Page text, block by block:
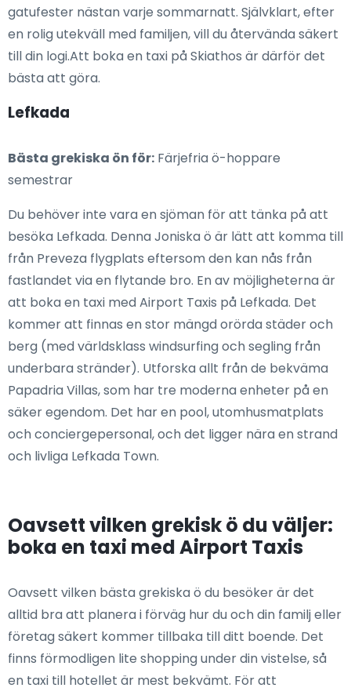
gatufester nästan varje sommarnatt. Självklart, efter
en rolig utekväll med familjen, vill du återvända säkert
till din logi.Att boka en taxi på Skiathos är därför det
bästa att göra.
Lefkada
Bästa grekiska ön för: Färjefria ö-hoppare
semestrar
Du behöver inte vara en sjöman för att tänka på att
besöka Lefkada. Denna Joniska ö är lätt att komma till
från Preveza flygplats eftersom den kan nås från
fastlandet via en flytande bro. En av möjligheterna är
att boka en taxi med Airport Taxis på Lefkada. Det
kommer att finnas en stor mängd orörda städer och
berg (med världsklass windsurfing och segling från
underbara stränder). Utforska allt från de bekväma
Papadria Villas, som har tre moderna enheter på en
säker egendom. Det har en pool, utomhusmatplats
och conciergepersonal, och det ligger nära en strand
och livliga Lefkada Town.
Oavsett vilken grekisk ö du väljer:
boka en taxi med Airport Taxis
Oavsett vilken bästa grekiska ö du besöker är det
alltid bra att planera i förväg hur du och din familj eller
företag säkert kommer tillbaka till ditt boende. Det
finns förmodligen lite shopping under din vistelse, så
en taxi till hotellet är mest bekvämt. För att